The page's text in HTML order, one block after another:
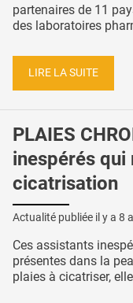
partenaires de 11
des laboratoires
LIRE LA SUITE
PLAIES
inespérés qui
cicatrisation
Actualité publiée il y a 8
Ces assistants
présentes dans la
plaies à cicatriser,